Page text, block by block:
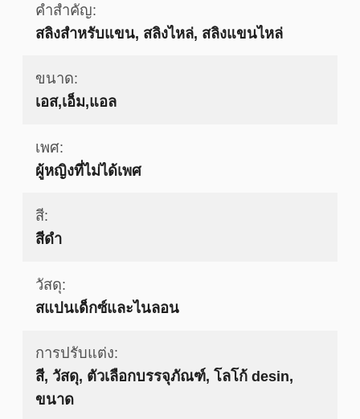
คำสำคัญ:
สลิงสำหรับแขน, สลิงไหล่, สลิงแขนไหล่
ขนาด:
เอส,เอ็ม,แอล
เพศ:
ผู้หญิงที่ไม่ได้เพศ
สี:
สีดำ
วัสดุ:
สแปนเด็กซ์และไนลอน
การปรับแต่ง:
สี, วัสดุ, ตัวเลือกบรรจุภัณฑ์, โลโก้ desin,
ขนาด